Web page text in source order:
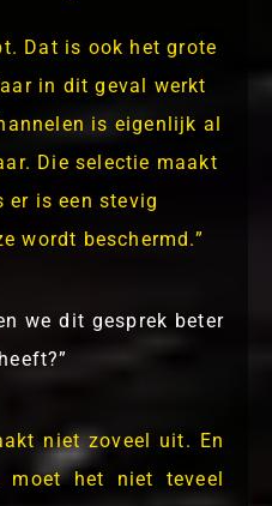
Dat is ook het grote
in dit geval werkt
is eigenlijk al
Die selectie maakt
er is een stevig
wordt beschermd.”
we dit gesprek beter
niet zoveel uit. En
het niet teveel